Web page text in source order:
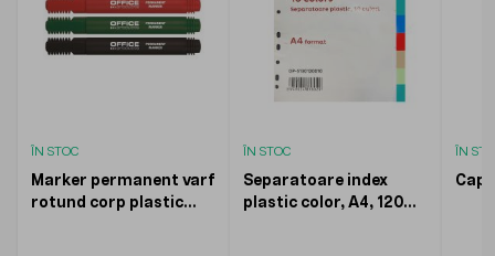
ÎN STOC
Marker permanent varf
rotund corp plastic
ÎN STOC
Separatoare index
plastic color, A4, 120
ÎN